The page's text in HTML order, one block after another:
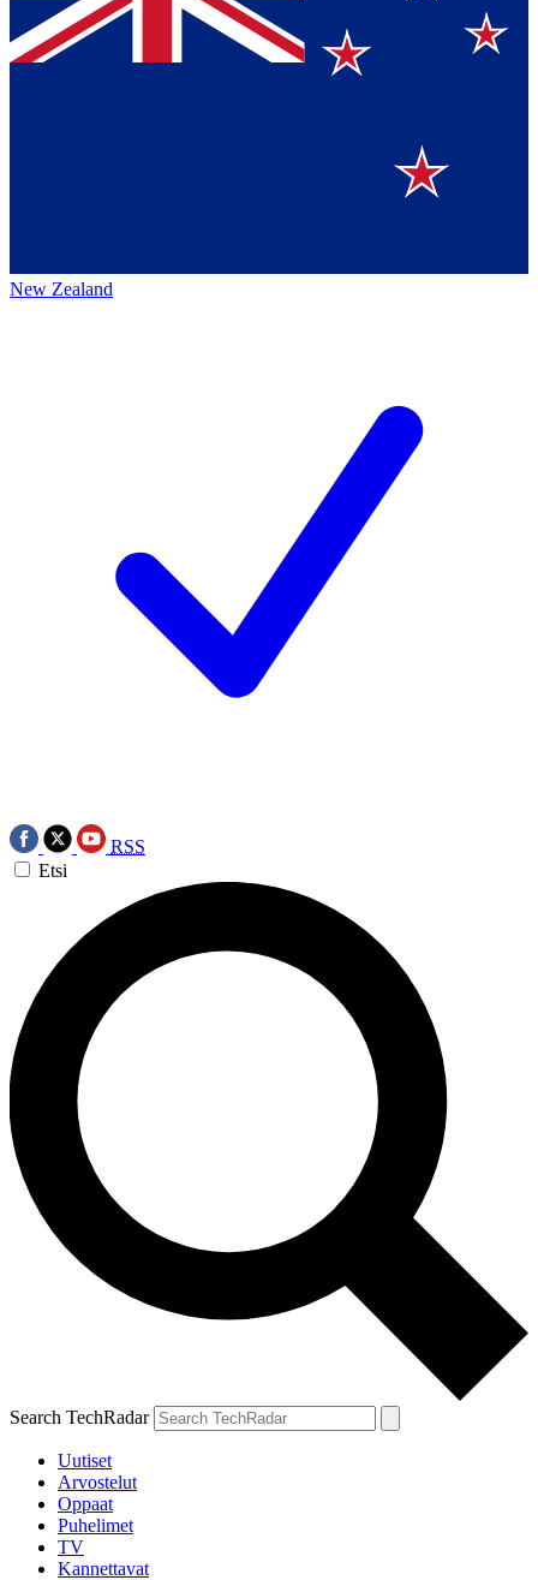
New Zealand
RSS
Etsi
Search TechRadar
Uutiset
Arvostelut
Oppaat
Puhelimet
TV
Kannettavat